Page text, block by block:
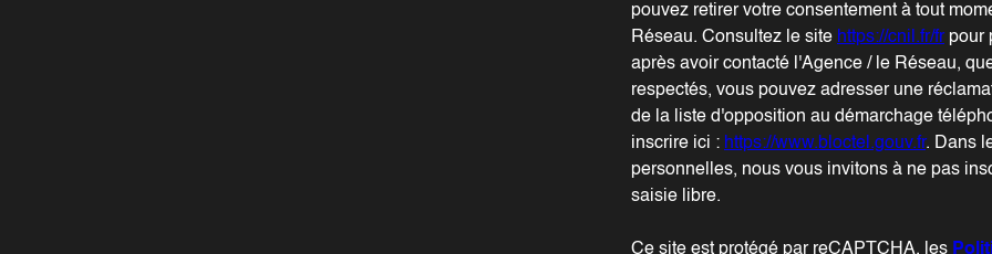
pouvez retirer votre consentement à tout
Réseau. Consultez le site https://cnil.fr/frpour
après avoir contacté l'Agence / le Réseau,
respectés, vous pouvez adresser une
de la liste d'opposition au démarchage
inscrire ici : https://www.bloctel.gouv.fr. Dans
personnelles, nous vous invitons à ne pas
saisie libre.
Ce site est protégé par reCAPTCHA, les